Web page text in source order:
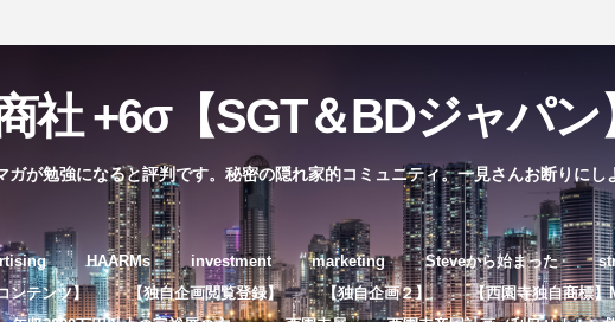
社 +6σ【SGT＆BDジャパン
が勉強になると評判です。秘密の隠れ家的コミュニティ。一見さんお断りにし
コ
ン
HAARMs investment marketing Steveから始まった
ンテンツ】
【独自企画閲覧登録】 【独自企画２】
【西園寺独自商標